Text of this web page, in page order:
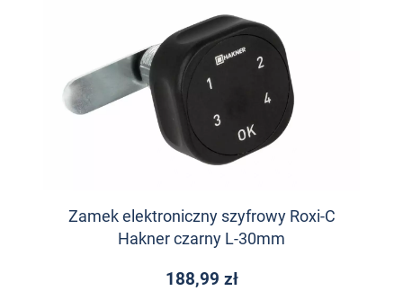
Zamek elektroniczny szyfrowy Roxi-C
Hakner czarny L-30mm
188,99 zł